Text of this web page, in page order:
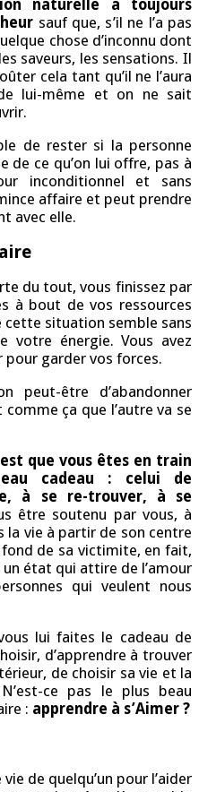
naturelle à toujours
sauf que, s’il ne l’a pas
chose d’inconnu dont
saveurs, les sensations. Il
cela tant qu’il ne l’aura
lui-même et on ne sait
de rester si la personne
de ce qu’on lui offre, pas à
inconditionnel et sans
affaire et peut prendre
avec elle.
du tout, vous finissez par
à bout de vos ressources
situation semble sans
votre énergie. Vous avez
pour garder vos forces.
peut-être d’abandonner
ça que l’autre va se
que vous êtes en train
cadeau :
celui de
à se re-trouver, à se
être soutenu par vous, à
la vie à partir de son centre
de sa victimite, en fait,
un état qui attire de l’amour
qui veulent nous
lui faites le cadeau de
d’apprendre à trouver
de choisir sa vie et la
ce pas le plus beau
: apprendre à s’Aimer ?
de quelqu’un pour l’aider